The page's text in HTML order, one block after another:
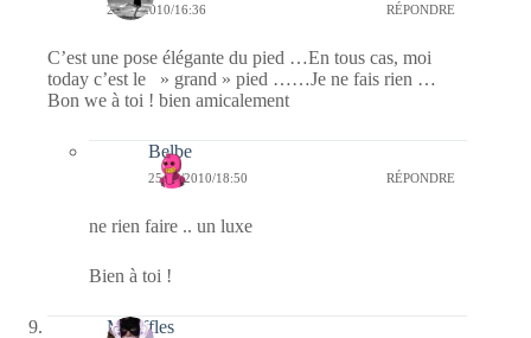
25/09/2010/16:36 RÉPONDRE
C’est une pose élégante du pied …En tous cas, moi
today c’est le » grand » pied ……Je ne fais rien …
Bon we à toi ! bien amicalement
Belbe
25/09/2010/18:50 RÉPONDRE
ne rien faire .. un luxe
Bien à toi !
Mouffles